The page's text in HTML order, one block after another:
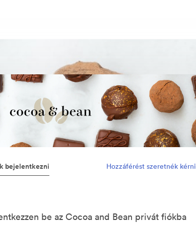
bejelentkezni Hozzáférést szeretnék kérni
be az Cocoa and Bean privát fiókba